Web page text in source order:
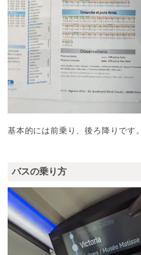
基本的には前乗り、後ろ降りです。
バスの乗り方